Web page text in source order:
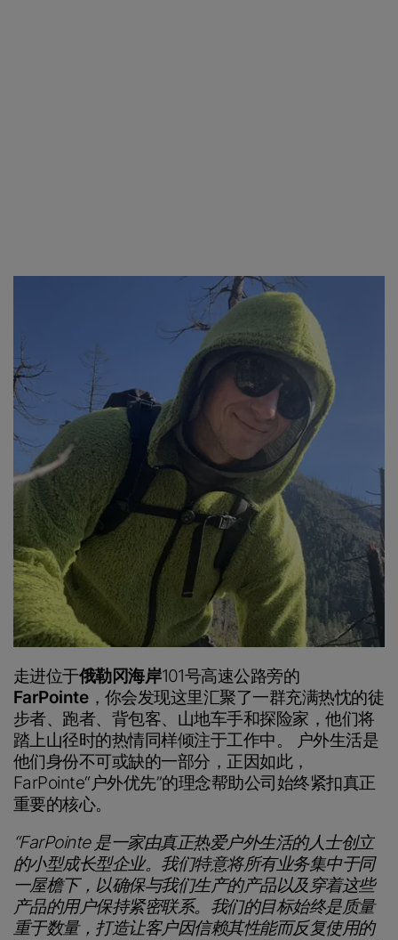
走进位于俄勒冈海岸101号高速公路旁的
FarPointe，你会发现这里汇聚了一群充满热忱的徒
步者、跑者、背包客、山地车手和探险家，他们将
踏上山径时的热情同样倾注于工作中。 户外生活是
他们身份不可或缺的一部分，正因如此，
FarPointe“户外优先”的理念帮助公司始终紧扣真正
重要的核心。
“FarPointe 是一家由真正热爱户外生活的人士创立
的小型成长型企业。我们特意将所有业务集中于同
一屋檐下，以确保与我们生产的产品以及穿着这些
产品的用户保持紧密联系。我们的目标始终是质量
重于数量，打造让客户因信赖其性能而反复使用的